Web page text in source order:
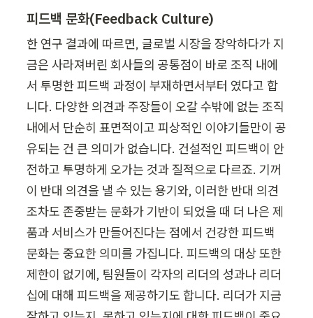
피드백 문화(Feedback Culture)
한 연구 결과에 따르면, 글로벌 시장을 장악하다가 지
금은 사라져버린 회사들의 공통점이 바로 조직 내에
서 투명한 피드백 과정이 부재하면서부터 였다고 합
니다. 다양한 의견과 주장들이 오갈 수밖에 없는 조직
내에서 단순히 표면적이고 피상적인 이야기들만이 공
유되는 건 큰 의미가 없습니다. 건설적인 피드백이 안
전하고 투명하게 오가는 것과 질적으로 다르죠. 기꺼
이 반대 의견을 낼 수 있는 용기와, 이러한 반대 의견
조차도 존중받는 문화가 기반이 되었을 때 더 나은 제
품과 서비스가 만들어진다는 점에서 건강한 피드백
문화는 중요한 의미를 가집니다. 피드백의 대상 또한
제한이 없기에, 팀원들이 각자의 리더의 성과나 리더
십에 대해 피드백을 제공하기도 합니다. 리더가 지금